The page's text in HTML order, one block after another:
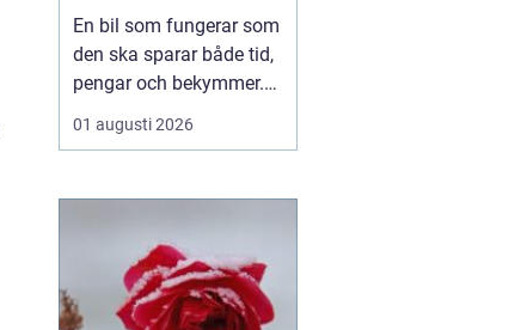
trygg och hållbar
bilvardag
En bil som fungerar som
den ska sparar både tid,
pengar och bekymmer.
För många förare blir
servicefrågan ändå
tills en varningslampa
känns fel. Ge...
01 augusti 2026